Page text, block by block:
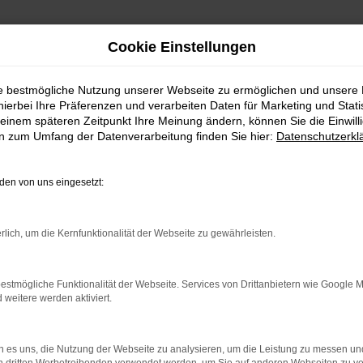
88 30
fulda-west.de
Meisterwerkstatt
Cookie Einstellungen
bestmögliche Nutzung unserer Webseite zu ermöglichen und unsere
Ihre Präferenzen und verarbeiten Daten für Marketing und
späteren Zeitpunkt Ihre Meinung ändern, können Sie die
zum Umfang der Datenverarbeitung finden Sie hier:
von uns eingesetzt:
um die Kernfunktionalität der Webseite zu gewährleisten.
Funktionalität der Webseite. Services von Drittanbietern wie Google
weitere werden aktiviert.
es uns, die Nutzung der Webseite zu analysieren, um die Leistung zu messen